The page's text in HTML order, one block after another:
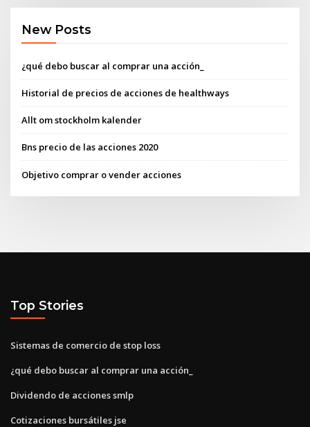
New Posts
¿qué debo buscar al comprar una acción_
Historial de precios de acciones de healthways
Allt om stockholm kalender
Bns precio de las acciones 2020
Objetivo comprar o vender acciones
Top Stories
Sistemas de comercio de stop loss
¿qué debo buscar al comprar una acción_
Dividendo de acciones smlp
Cotizaciones bursátiles jse